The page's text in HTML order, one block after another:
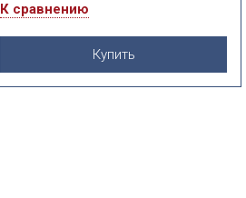
К сравнению
Купить